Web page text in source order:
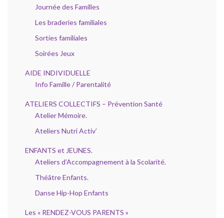
Journée des Familles
Les braderies familiales
Sorties familiales
Soirées Jeux
AIDE INDIVIDUELLE
Info Famille / Parentalité
ATELIERS COLLECTIFS – Prévention Santé
Atelier Mémoire.
Ateliers Nutri Activ’
ENFANTS et JEUNES.
Ateliers d’Accompagnement à la Scolarité.
Théâtre Enfants.
Danse Hip-Hop Enfants
Les « RENDEZ-VOUS PARENTS »